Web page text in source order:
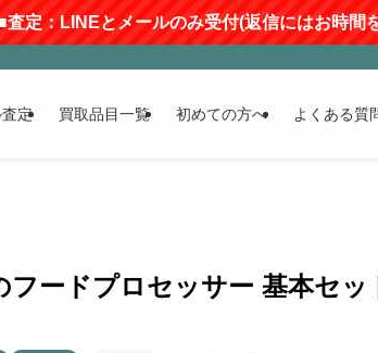
ルのみ受付(返信にはお時間をいただきます)
査定 買取品目一覧 初めての方へ よくある質
フードプロセッサー 基本セ